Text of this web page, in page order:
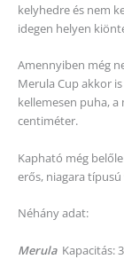
kelyhedre és nem
idegen helyen
Amennyiben még
Merula Cup akkor
kellemesen puha, a
centiméter.
Kapható még
erős, niagara
Néhány adat:
MerulaKapacitás: